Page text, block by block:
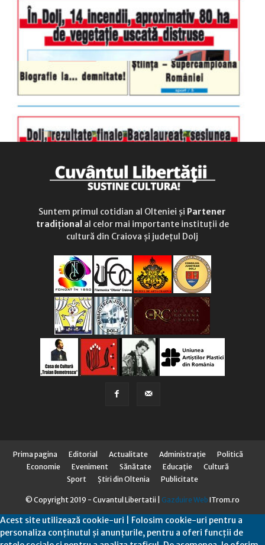
duminică
9.00 - 12.00
Suntem primul cotidian al Olteniei și Partener
tradițional al celor mai importante instituții de
cultură din Craiova și județul Dolj
Prima pagina Editorial Actualitate Administraţie
Politică
Economie
Eveniment Sănătate Educaţie
Cultură
Sport
Știri din Oltenia Publicitate
© Copyright 2019 - Cuvantul Libertatii | Gazduire Web ITrom.ro
Acest site utilizează cookie-uri | Folosim cookie-uri pentru a
personaliza conținutul și anunțurile, pentru a oferi funcții de